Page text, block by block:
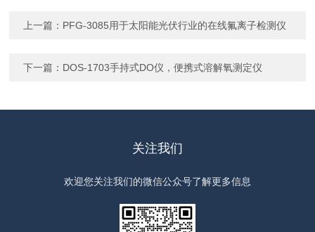
上一篇： PFG-3085用于太阳能光伏行业的在线氟离子检测仪
下一篇： DOS-1703手持式DO仪，便携式溶解氧测定仪
关注我们
欢迎您关注我们的微信公众号了解更多信息